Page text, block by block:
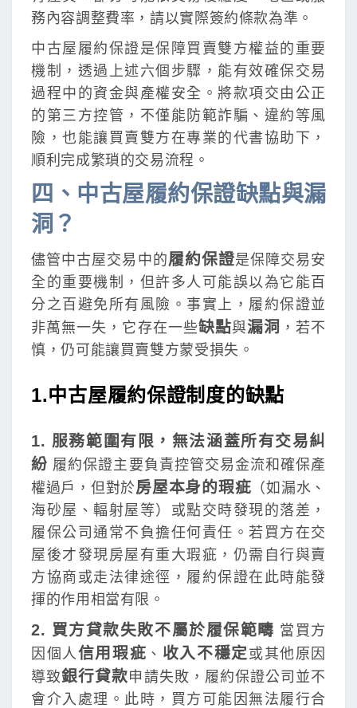
務內容調整費率，請以實際簽約條款為準。
中古屋履約保證是保障買賣雙方權益的重要
機制，透過上述六個步驟，能有效確保交易
過程中的資金與產權安全。將款項交由公正
的第三方控管，不僅能防範詐騙、違約等風
險，也能讓買賣雙方在專業的代書協助下，
順利完成繁瑣的交易流程。
四、中古屋履約保證缺點與漏
洞？
儘管中古屋交易中的履約保證是保障交易安
全的重要機制，但許多人可能誤以為它能百
分之百避免所有風險。事實上，履約保證並
非萬無一失，它存在一些缺點與漏洞 ，若不
慎，仍可能讓買賣雙方蒙受損失。
1.中古屋履約保證制度的缺點
1. 服務範圍有限，無法涵蓋所有交易糾
紛 履約保證主要負責控管交易金流和確保產
權過戶，但對於房屋本身的瑕疵 （如漏水、
海砂屋、輻射屋等）或點交時發現的落差，
履保公司通常不負擔任何責任。若買方在交
屋後才發現房屋有重大瑕疵，仍需自行與賣
方協商或走法律途徑，履約保證在此時能發
揮的作用相當有限。
2. 買方貸款失敗不屬於履保範疇 當買方
因個人信用瑕疵 、 收入不穩定 或其他原因
導致銀行貸款申請失敗，履約保證公司並不
會介入處理。此時，買方可能因無法履行合